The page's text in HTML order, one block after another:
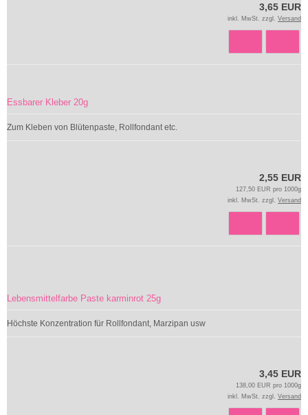
3,65 EUR
inkl. MwSt. zzgl. Versand
Essbarer Kleber 20g
Zum Kleben von Blütenpaste, Rollfondant etc.
2,55 EUR
127,50 EUR pro 1000g
inkl. MwSt. zzgl. Versand
Lebensmittelfarbe Paste karminrot 25g
Höchste Konzentration für Rollfondant, Marzipan usw
3,45 EUR
138,00 EUR pro 1000g
inkl. MwSt. zzgl. Versand